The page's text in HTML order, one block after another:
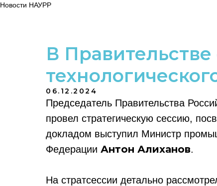
Новости НАУРР
В
06.12.2024
Председатель Правительства
провел стратегическую сессию,
докладом выступил Министр
Федерации Антон Алиханов.
На стратсессии детально